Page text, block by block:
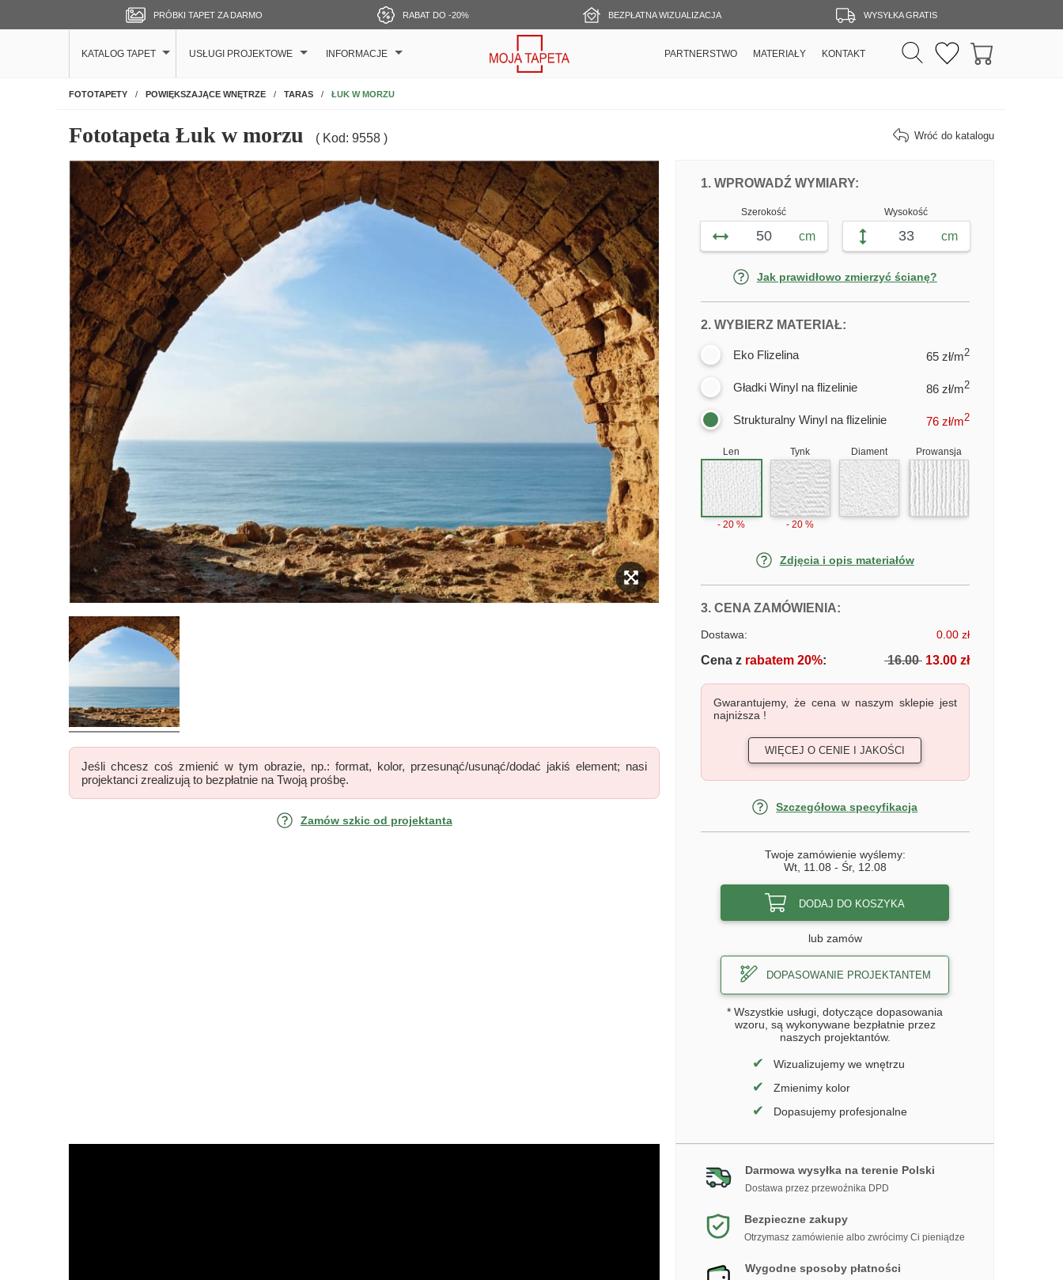
PRÓBKI TAPET ZA DARMO RABAT DO -20% BEZPŁATNA WIZUALIZACJA WYSYŁKA GRATIS
KATALOG TAPET USŁUGI PROJEKTOWE INFORMACJE PARTNERSTWO MATERIAŁY KONTAKT
FOTOTAPETYNA ŚCIANĘ
POWIĘKSZAJĄCE WNĘTRZE TARAS ŁUK W MORZU
Fototapeta Łuk w morzu ( Kod: 9558 ) Wróć do katalogu
Jeśli chcesz coś zmienić w tym obrazie, np.: format, kolor, przesunąć/usunąć/dodać jakiś element; nasi
projektanci zrealizują to bezpłatnie na Twoją prośbę.
Zamów szkic od projektanta
DOPASUJ FOTOTAPETĘ ŁUK W
1. WPROWADŹ WYMIARY:FOTOTAPETY ŁUK W MORZU
Szerokość
cm
Wysokość
cm
Jak prawidłowo zmierzyć ścianę?
2. WYBIERZ MATERIAŁ:DLA FOTOTAPETY ŁUK W MORZU
Eko Flizelina 65 zł/m2
Gładki Winyl na flizelinie 86 zł/m2
Strukturalny Winyl na flizelinie 76zł/m2
Len
- 20 %
Tynk
- 20 %
Diament Prowansja
Zdjęcia i opis materiałów
3. CENA ZAMÓWIENIA:FOTOTAPETY ŁUK W MORZU
Dostawa: 0.00 zł
Cena zrabatem 20%: 16.0013.00 zł
Gwarantujemy, że cena w naszym sklepie jest
najniższa !
WIĘCEJ O CENIE I JAKOŚCI
Szczegółowa specyfikacja
Twoje zamówienie wyślemy:
Wt, 11.08 - Śr, 12.08
DODAJ DO KOSZYKA
lub zamów
DOPASOWANIE PROJEKTANTEM
* Wszystkie usługi, dotyczące dopasowania
wzoru, są wykonywane bezpłatnie przez
naszych projektantów.
✔ Wizualizujemy we wnętrzu
✔ Zmienimy kolor
✔ Dopasujemy profesjonalne
Darmowa wysyłka na terenie Polski
Dostawa przez przewoźnika DPD
Bezpieczne zakupy
Otrzymasz zamówienie albo zwrócimy Ci pieniądze
Wygodne sposoby płatności